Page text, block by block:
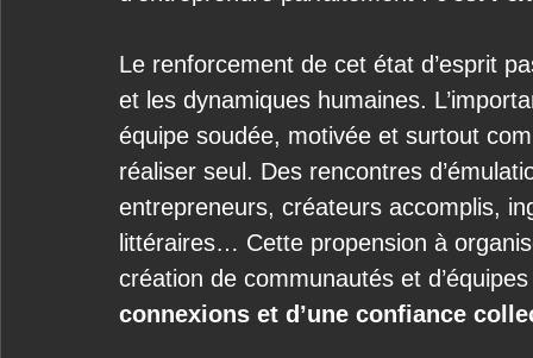
Le renforcement de cet état d’esprit
et les dynamiques humaines.
équipe soudée, motivée et surtout
réaliser seul. Des rencontres
entrepreneurs, créateurs accomplis,
littéraires… Cette propension à
création de communautés et
connexions et d’une confiance